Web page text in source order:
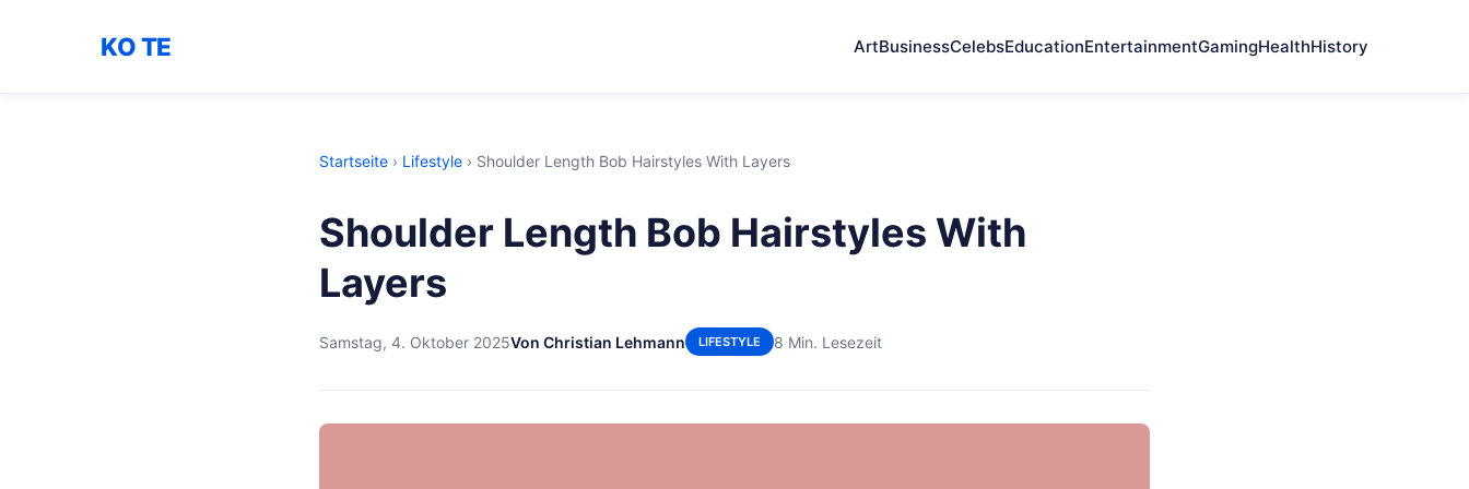
KO TE ArtBusinessCelebsEducationEntertainmentGamingHealthHistory
Startseite › Lifestyle › Shoulder Length Bob Hairstyles With Layers
Shoulder Length Bob Hairstyles With
Layers
Samstag, 4. Oktober 2025Von Christian Lehmann LIFESTYLE 8 Min. Lesezeit